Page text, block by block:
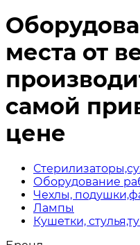
места от
самой
цене
Оборудование
Чехлы,
Лампы
Кушетки,